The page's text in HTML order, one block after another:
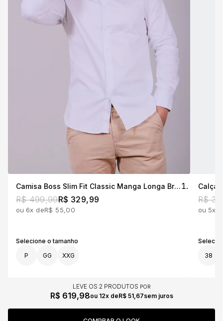
Camisa Boss Slim Fit Classic Manga Longa Branca
R$ 499,99R$ 329,99
6x R$ 55,00
P GG XXG
Calça
R$
5x
38
LEVE OS 2 PRODUTOS
R$ 619,98 12x R$ 51,67sem juros